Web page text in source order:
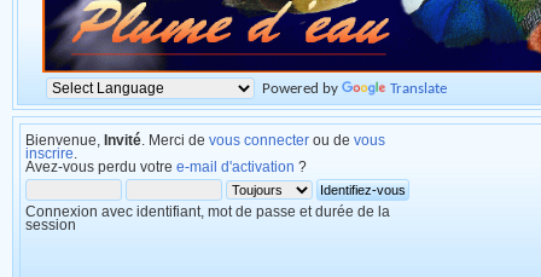
Powered by Translate
Bienvenue, Invité . Merci de vous connecter ou de vous
inscrire
Avez-vous perdu votre e-mail d'activation ?
Connexion avec identifiant, mot de passe et durée de la
session